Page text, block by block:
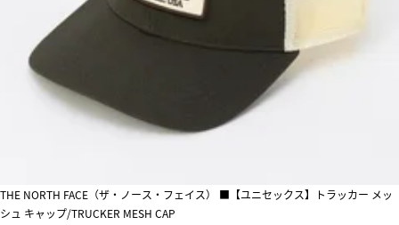
THE NORTH FACE（ザ・ノース・フェイス） ■【ユニセックス】トラッカー メッ
シュ キャップ/TRUCKER MESH CAP